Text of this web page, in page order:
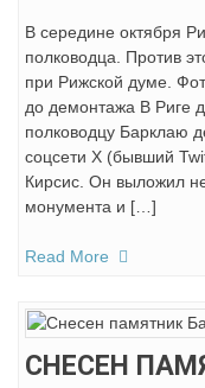
В середине октября
полководца. Против
при Рижской думе.
до демонтажа В Риге
полководцу Барклаю
соцсети X (бывший
Кирсис. Он выложил
монумента и […]
Read More
СНЕСЕН